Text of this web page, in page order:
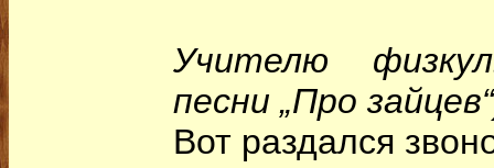
Учителю
песни „Про
Вот раздался